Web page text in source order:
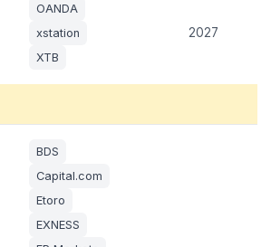
OANDA
xstation
XTB
2027
BDS
Capital.com
Etoro
EXNESS